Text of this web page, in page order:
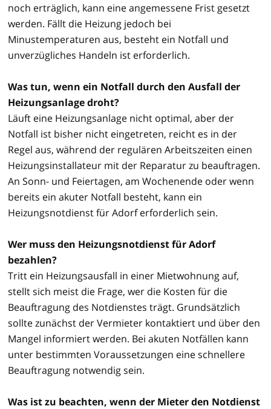
noch erträglich, kann eine angemessene Frist gesetzt
werden. Fällt die Heizung jedoch bei
Minustemperaturen aus, besteht ein Notfall und
unverzügliches Handeln ist erforderlich.
Was tun, wenn ein Notfall durch den Ausfall der
Heizungsanlage droht?
Läuft eine Heizungsanlage nicht optimal, aber der
Notfall ist bisher nicht eingetreten, reicht es in der
Regel aus, während der regulären Arbeitszeiten einen
Heizungsinstallateur mit der Reparatur zu beauftragen.
An Sonn- und Feiertagen, am Wochenende oder wenn
bereits ein akuter Notfall besteht, kann ein
Heizungsnotdienst für Adorf erforderlich sein.
Wer muss den Heizungsnotdienst für Adorf
bezahlen?
Tritt ein Heizungsausfall in einer Mietwohnung auf,
stellt sich meist die Frage, wer die Kosten für die
Beauftragung des Notdienstes trägt. Grundsätzlich
sollte zunächst der Vermieter kontaktiert und über den
Mangel informiert werden. Bei akuten Notfällen kann
unter bestimmten Voraussetzungen eine schnellere
Beauftragung notwendig sein.
Was ist zu beachten, wenn der Mieter den Notdienst